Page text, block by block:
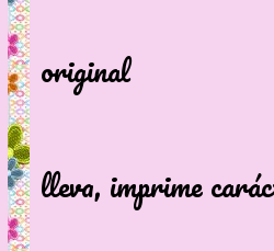
original
y con
lleva, imprime
sin